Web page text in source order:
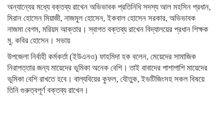
অন্যান্যের মধ্যে বক্তব্য রাখেন অভিভাবক প্রতিনিধি সদস্য আল মহসিন প্রধান,
মিরান হোসেন মিয়াজী, নাজমুল হোসেন, ইকবাল হোসেন সরকার, অভিভাবক
নাজমা বেগম, মরিয়ম আক্তার। স্বাগত বক্তব্য রাখেন বিদ্যালয়ের প্রধান শিক্ষক
মু. কবির হোসেন। সভায়
উপজেলা নির্বাহী কর্মকর্তা (ইউএনও) ফাহমিদা হক বলেন, মেয়েদের সামাজিক
নিরাপত্তার জন্য মায়েদের ভূমিকা অনেক বেশি। তাই বাবাদের পাশাপাশি মায়েদের
ভূমিকা বেশি রাখতে হবে। বাল্যবিয়ের কুফল, যৌতুক, ইভটিজিংসহ সকল বিষয়ে
তিনি গুরুত্বপূর্ণ বক্তব্য রাখেন।